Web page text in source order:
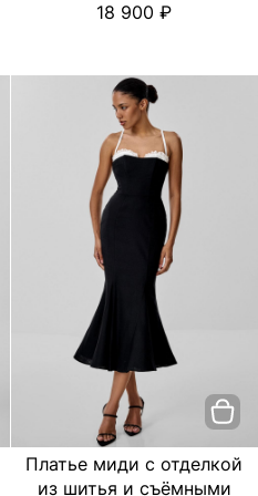
платье
принтом.
Цвет
пудровый
платье
принтом.
Цвет
Черный
18 900
Платье миди с отделкой
из шитья и съёмными